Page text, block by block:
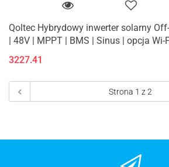
Qoltec Hybrydowy inwerter solarny
| 48V | MPPT | BMS | Sinus | opcja Wi-
3227.41